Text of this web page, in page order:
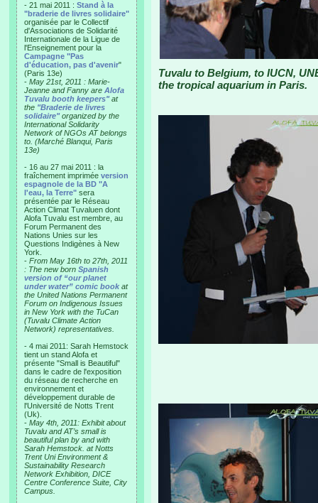
- 21 mai 2011 : Stand à la
"braderie de livres solidaire"
organisée par le Collectif
d'Associations de Solidarité
Internationale de la Ligue de
l'Enseignement pour la
Campagne "Pas
d'éducation, pas d'avenir"
(Paris 13e)
- May 21st, 2011 : Marie-
Jeanne and Fanny are Alofa
Tuvalu booth keepers"at
the "Braderie de livres
solidaire"organized by the
International Solidarity
Network of NGOs AT belongs
to. (Marché Blanqui, Paris
13e)
- 16 au 27 mai 2011 : la
fraîchement imprimée version
espagnole de la BD "A
l'eau, la Terre" sera
présentée par le Réseau
Action Climat Tuvaluen dont
Alofa Tuvalu est membre, au
Forum Permanent des
Nations Unies sur les
Questions Indigènes à New
York.
- From May 16th to 27th, 2011
: The new born Spanish
version of “our planet
under water” comic book at
the United Nations Permanent
Forum on Indigenous Issues
in New York with the TuCan
(Tuvalu Climate Action
Network) representatives.
- 4 mai 2011: Sarah Hemstock
tient un stand Alofa et
présente "Small is Beautiful"
dans le cadre de l'exposition
du réseau de recherche en
environnement et
développement durable de
l'Université de Notts Trent
(Uk).
- May 4th, 2011: Exhibit about
Tuvalu and AT’s small is
beautiful plan by and with
Sarah Hemstock. at Notts
Trent Uni Environment &
Sustainability Research
Network Exhibition, DICE
Centre Conference Suite, City
Campus.
Tuvalu to Belgium, to IUCN,
the tropical aquarium in Paris.